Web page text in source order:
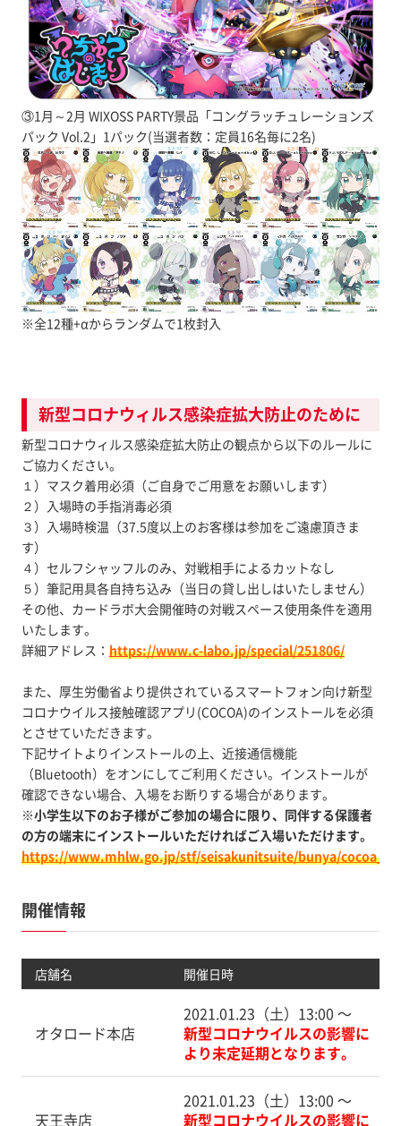
③1月～2月 WIXOSS PARTY景品「コングラッチュレーションズ
パック Vol.2」1パック(当選者数：定員16名毎に2名)
※全12種+αからランダムで1枚封入
新型コロナウィルス感染症拡大防止のために
新型コロナウィルス感染症拡大防止の観点から以下のルールに
ご協力ください。
１）マスク着用必須（ご自身でご用意をお願いします）
２）入場時の手指消毒必須
３）入場時検温（37.5度以上のお客様は参加をご遠慮頂きま
す）
４）セルフシャッフルのみ、対戦相手によるカットなし
５）筆記用具各自持ち込み（当日の貸し出しはいたしません）
その他、カードラボ大会開催時の対戦スペース使用条件を適用
いたします。
詳細アドレス： https://www.c-labo.jp/special/251806/
また、厚生労働省より提供されているスマートフォン向け新型
コロナウイルス接触確認アプリ(COCOA)のインストールを必須
とさせていただきます。
下記サイトよりインストールの上、近接通信機能
（Bluetooth）をオンにしてご利用ください。インストールが
確認できない場合、入場をお断りする場合があります。
※小学生以下のお子様がご参加の場合に限り、同伴する保護者
の方の端末にインストールいただければご入場いただけます。
https://www.mhlw.go.jp/stf/seisakunitsuite/bunya/
開催情報
店舗名 開催日時
オタロード本店
2021.01.23（土）13:00 〜
新型コロナウイルスの影響に
より未定延期となります。
天王寺店
2021.01.23（土）13:00 〜
新型コロナウイルスの影響に